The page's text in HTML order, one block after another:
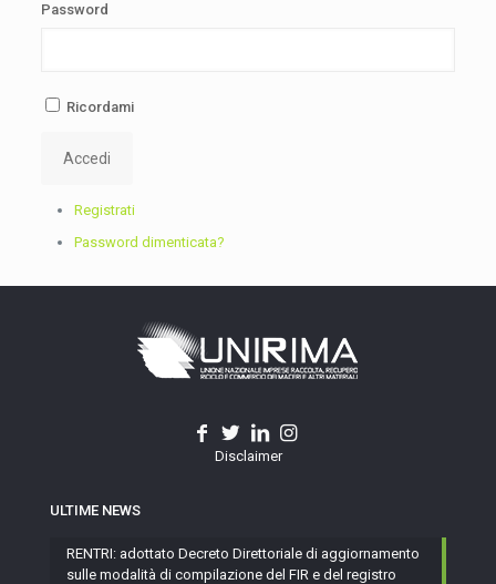
Password
Ricordami
Accedi
Registrati
Password dimenticata?
Disclaimer
ULTIME NEWS
RENTRI: adottato Decreto Direttoriale di aggiornamento
sulle modalità di compilazione del FIR e del registro